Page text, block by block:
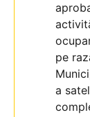
pe
a